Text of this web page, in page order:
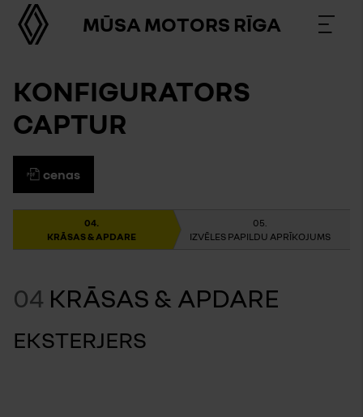
MŪSA MOTORS RĪGA
KONFIGURATORS
CAPTUR
cenas
KRĀSAS & APDARE IZVĒLES PAPILDU APRĪKOJUMS
04 KRĀSAS & APDARE
EKSTERJERS